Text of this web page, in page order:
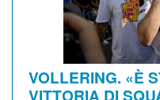
VOLLERING. «È
VITTORIA DI